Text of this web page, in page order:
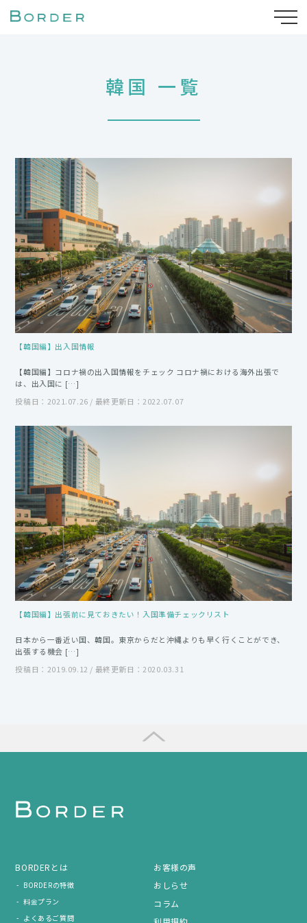
韓国 一覧
【韓国編】出入国情報
【韓国編】コロナ禍の出入国情報をチェック コロナ禍における海外出張で
は、出入国に […]
投稿日：2021.07.26 / 最終更新日：2022.07.07
【韓国編】出張前に見ておきたい！入国準備チェックリスト
日本から一番近い国、韓国。東京からだと沖縄よりも早く行くことができ、
出張する機会 […]
投稿日：2019.09.12 / 最終更新日：2020.03.31
BORDERとは
BORDERの特徴
料金プラン
よくあるご質問
お客様の声
おしらせ
コラム